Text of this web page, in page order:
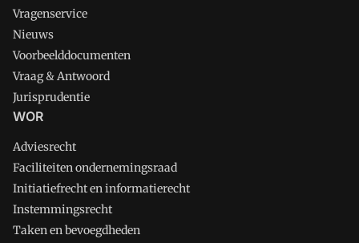
Vragenservice
Nieuws
Voorbeelddocumenten
Vraag & Antwoord
Jurisprudentie
WOR
Adviesrecht
Faciliteiten ondernemingsraad
Initiatiefrecht en informatierecht
Instemmingsrecht
Taken en bevoegdheden